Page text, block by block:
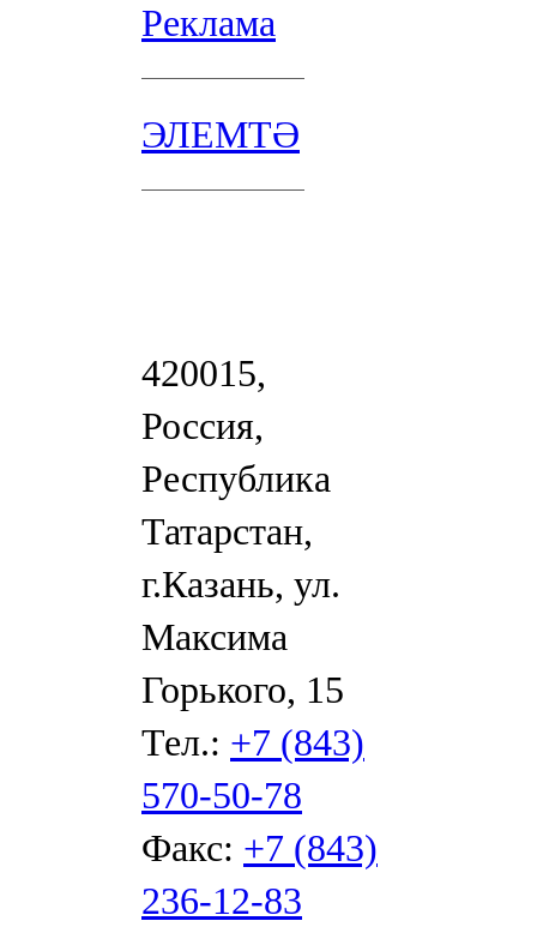
Реклама
ЭЛЕМТӘ
420015,
Россия,
Республика
Татарстан,
г.Казань, ул.
Максима
Горького, 15
Тел.: +7 (843)
570-50-78
Факс: +7 (843)
236-12-83